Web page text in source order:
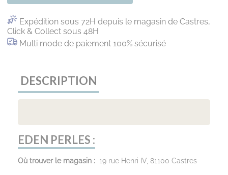
Expédition sous 72H depuis le magasin de Castres,
Click & Collect sous 48H
Multi mode de paiement 100% sécurisé
DESCRIPTION
EDEN PERLES :
Où trouver le magasin : 19 rue Henri IV, 81100 Castres